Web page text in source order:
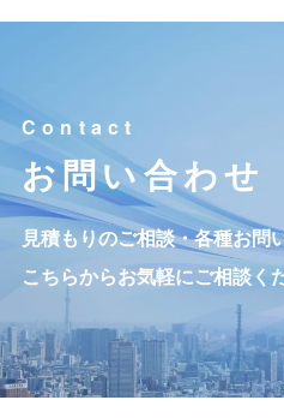
お問い合わせ
見積もりのご相談・各種お問
こちらからお気軽にご相談く